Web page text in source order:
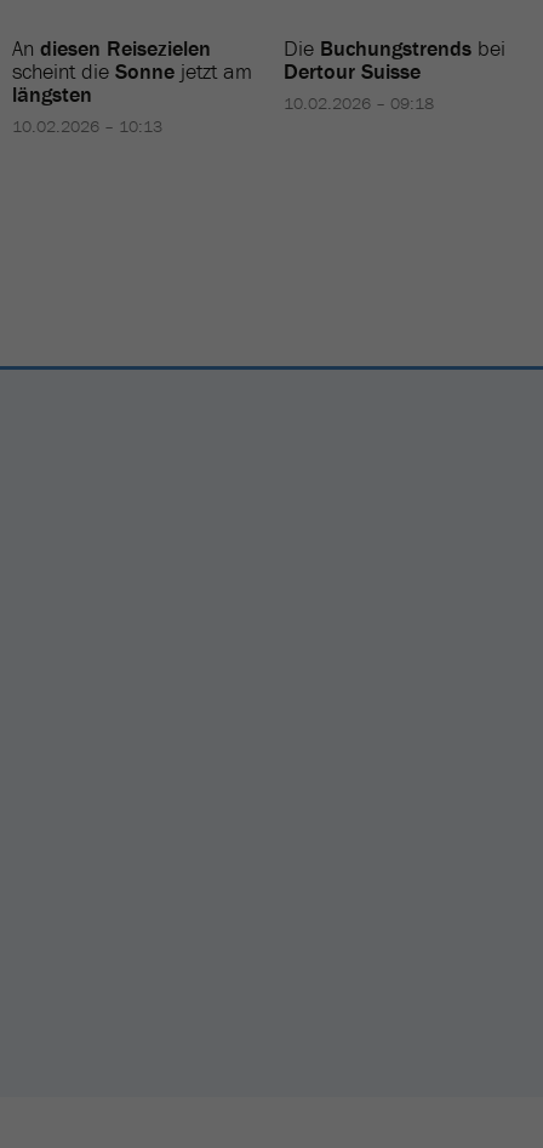
An diesen Reisezielen
scheint die Sonne jetzt am
längsten
10.02.2026 – 10:13
Die Buchungstrends bei
Dertour Suisse
10.02.2026 – 09:18